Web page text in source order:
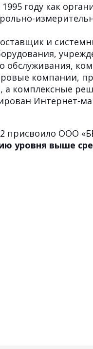
году как
и
обслуживания,
компании,
комплексные
Интернет-
присвоило ООО
уровня выше